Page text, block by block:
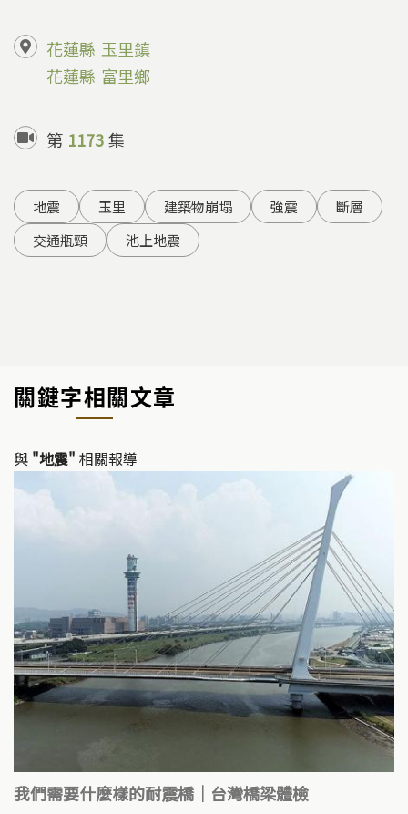
花蓮縣 玉里鎮
花蓮縣 富里鄉
第 1173集
地震 玉里 建築物崩塌 強震
斷層
交通瓶頸
池上地震
關鍵字相關文章
與 "地震" 相關報導
我們需要什麼樣的耐震橋｜台灣橋梁體檢